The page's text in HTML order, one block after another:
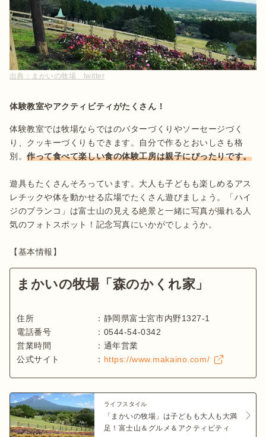
出典： まかいの牧場 twitter
体験教室やアクティビティがたくさん！
体験教室では牧場ならではのバターづくりやソーセージづく
り、クッキーづくりもできます。自分で作るとおいしさも格
別。作って食べて楽しい食の体験工房は親子にぴったりです。
遊具もたくさんそろっています。大人も子どもも楽しめるアス
レチックや体を動かせる広場でたくさん遊びましょう。「ハイ
ジのブランコ」は富士山の見える絶景と一緒に写真が撮れる人
気のフォトスポット！記念写真にいかがでしょうか。
まかいの牧場「森のかくれ家」
住所 ： 静岡県富士宮市内野1327-1
電話番号
： 0544-54-0342
営業時間
： 通年営業
公式サイト
： https://www.makaino.com/
ライフスタイル
「まかいの牧場」は子どもも大人も大満
足！富士山＆グルメ＆アクティビティ